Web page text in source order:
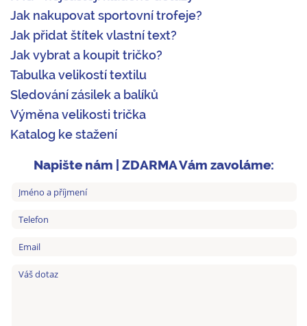
Jak nakupovat sportovní trofeje?
Jak přidat štítek vlastní text?
Jak vybrat a koupit tričko?
Tabulka velikostí textilu
Sledování zásilek a balíků
Výměna velikosti trička
Katalog ke stažení
Napište nám | ZDARMA Vám zavoláme: